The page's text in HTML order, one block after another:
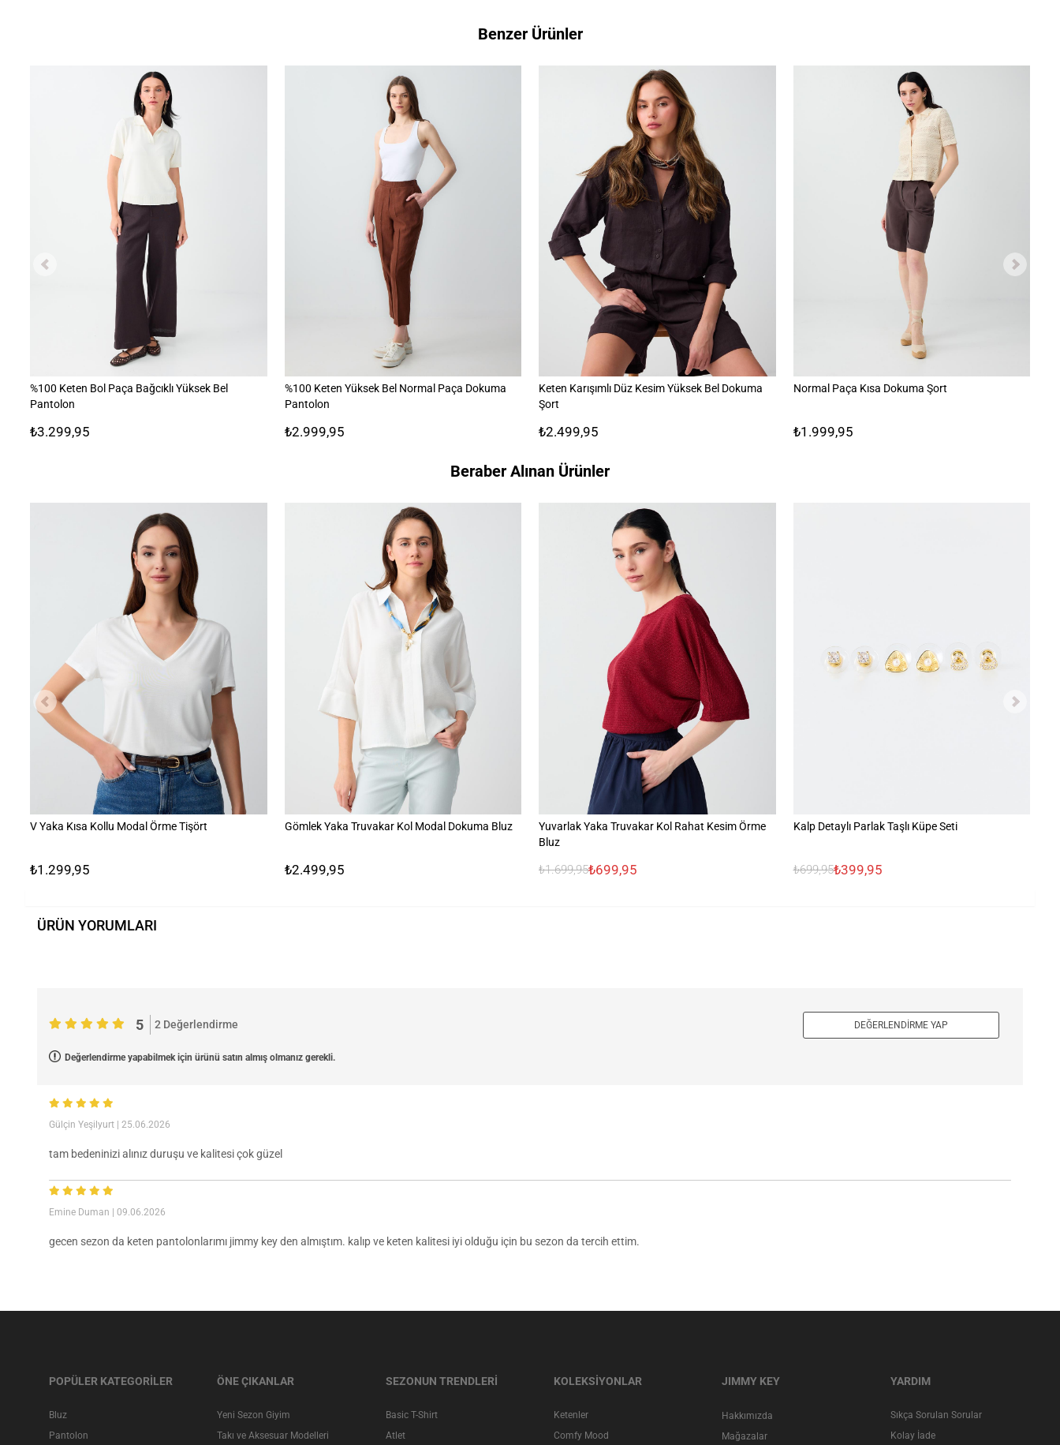
Benzer Ürünler
%100 Keten Bol Paça Bağcıklı Yüksek Bel
Pantolon
₺3.299,95
%100 Keten Yüksek Bel Normal Paça Dokuma
Pantolon
₺2.999,95
Keten Karışımlı Düz Kesim Yüksek Bel Dokuma
Şort
₺2.499,95
Normal Paça Kısa Dokuma Şort
₺1.999,95
Beraber Alınan Ürünler
V Yaka Kısa Kollu Modal Örme Tişört
₺1.299,95
Gömlek Yaka Truvakar Kol Modal Dokuma Bluz
₺2.499,95
Yuvarlak Yaka Truvakar Kol Rahat Kesim Örme
Bluz
₺1.699,95₺699,95
Kalp Detaylı Parlak Taşlı Küpe Seti
₺699,95₺399,95
ÜRÜN YORUMLARI
5 2 Değerlendirme DEĞERLENDIRME YAP
Değerlendirme yapabilmek için ürünü satın almış olmanız gerekli.
Gülçin Yeşilyurt | 25.06.2026
tam bedeninizi alınız duruşu ve kalitesi çok güzel
Emine Duman | 09.06.2026
gecen sezon da keten pantolonlarımı jimmy key den almıştım. kalıp ve keten kalitesi iyi olduğu için bu sezon da tercih ettim.
POPÜLER KATEGORİLER
Bluz
Pantolon
ÖNE ÇIKANLAR
Yeni Sezon Giyim
Takı ve Aksesuar Modelleri
SEZONUN TRENDLERİ
Basic T-Shirt
Atlet
KOLEKSİYONLAR
Ketenler
Comfy Mood
JIMMY KEY
Hakkımızda
Mağazalar
YARDIM
Sıkça Sorulan Sorular
Kolay İade